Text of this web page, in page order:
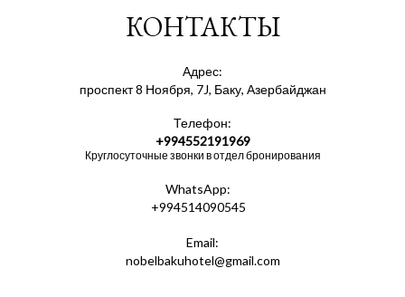
КОНТАКТЫ
Адрес:
проспект 8 Ноября, 7J, Баку, Азербайджан
Телефон:
+994552191969
Круглосуточные звонки в отдел бронирования
WhatsApp:
+994514090545
Email:
nobelbakuhotel@gmail.com